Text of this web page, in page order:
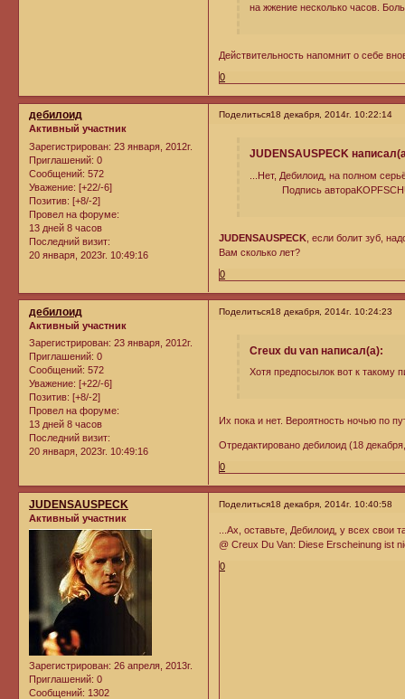
на жжение несколько часов.
Действительность напомнит о себе
0
Поделиться18 декабря, 2014г. 10:22:14
дебилоид
Активный участник
Зарегистрирован: 23 января, 2012г.
Приглашений: 0
Сообщений: 572
Уважение: [+22/-6]
Позитив: [+8/-2]
Провел на форуме:
13 дней 8 часов
Последний визит:
20 января, 2023г. 10:49:16
JUDENSAUSPECK
...Нет, Дебилоид, на полном
Подпись
JUDENSAUSPECK , если болит зуб,
Вам сколько лет?
0
Поделиться18 декабря, 2014г. 10:24:23
дебилоид
Активный участник
Зарегистрирован: 23 января, 2012г.
Приглашений: 0
Сообщений: 572
Уважение: [+22/-6]
Позитив: [+8/-2]
Провел на форуме:
13 дней 8 часов
Последний визит:
20 января, 2023г. 10:49:16
Creux du van написал(а):
Хотя предпосылок вот к такому
Их пока и нет. Вероятность ночью по
Отредактировано дебилоид (18
0
Поделиться18 декабря, 2014г. 10:40:58
JUDENSAUSPECK
Активный участник
Зарегистрирован: 26 апреля, 2013г.
Приглашений: 0
Сообщений: 1302
...Ах, оставьте, Дебилоид, у всех свои
@ Creux Du Van: Diese Erscheinung ist
0